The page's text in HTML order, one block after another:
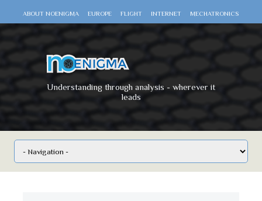
ABOUT NOENIGMA EUROPE FLIGHT INTERNET MECHATRONICS
Understanding through analysis - wherever it
leads